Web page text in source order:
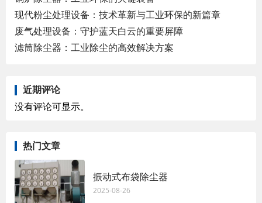
现代粉尘处理设备：技术革新与工业环保的新篇章
废气处理设备：守护蓝天白云的重要屏障
滤筒除尘器：工业除尘的高效解决方案
近期评论
没有评论可显示。
热门文章
振动式布袋除尘器
2025-08-26